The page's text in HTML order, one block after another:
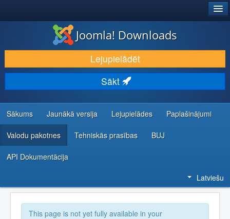
LEJUPIELĀDĒT UN PAPLAŠINĀT
ATKLĀJ UN IEMĀCIES
KOPIENA UN ATBALSTS
IZSTRĀDĀTĀJU RESURSI
Joomla! Downloads
Lejupielādēt
Sākt
Sākums Jaunākā versija Lejupielādes Paplašinājumi
Valodu pakotnes Tehniskās prasības BUJ
API Dokumentācija
Latviešu
This page is not yet fully available in your